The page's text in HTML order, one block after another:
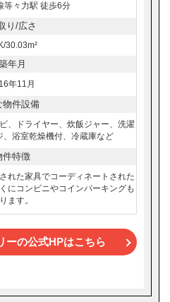
等々力駅 徒歩6分
り/広さ
30.03m²
年月
年11月
物件設備
、ドライヤー、炊飯ジャー、洗濯
浴室乾燥機付、冷蔵庫など
件特徴
れた家具でコーディネートされた
にコンビニやコインパーキングも
ます。
ーの公式HPはこちら